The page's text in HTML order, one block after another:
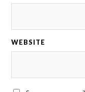
WEBSITE